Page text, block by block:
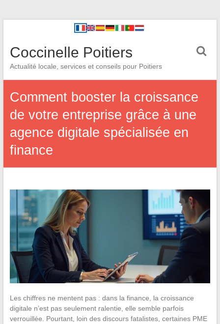
Coccinelle Poitiers
Actualité locale, services et conseils pour Poitiers
Comment booster la croissance
de votre entreprise grâce à une
agence digitale spécialisée en
finance
Les chiffres ne mentent pas : dans la finance, la croissance
digitale n’est pas seulement ralentie, elle semble parfois
verrouillée. Pourtant, loin des discours fatalistes, certaines PME